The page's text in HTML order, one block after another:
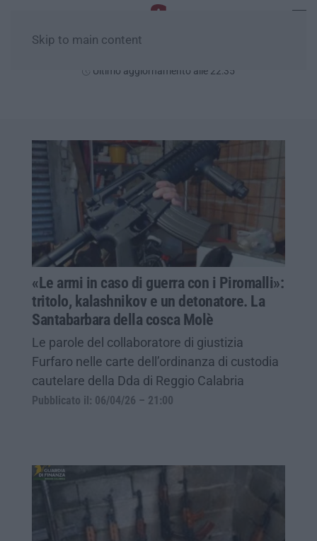
Skip to main content
Ultimo aggiornamento alle 22:35
«Le armi in caso di guerra con i Piromalli»:
tritolo, kalashnikov e un detonatore. La
Santabarbara della cosca Molè
Le parole del collaboratore di giustizia
Furfaro nelle carte dell’ordinanza di custodia
cautelare della Dda di Reggio Calabria
Pubblicato il: 06/04/26 – 21:00